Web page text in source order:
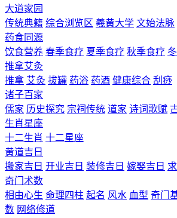
大道家园
传统典籍 综合浏览区 羲黄大学 文始法脉
药食同源
饮食营养 春季食疗 夏季食疗 秋季食疗
推拿艾灸
推拿 艾灸 拔罐 药浴 药酒 健康综合 刮痧
诸子百家
儒家 历史探究 宗祠传统 道家 诗词歌赋
生肖星座
十二生肖 十二星座
黄道吉日
搬家吉日 开业吉日 装修吉日 嫁娶吉日
奇门术数
相由心生 命理四柱 起名 风水 血型 奇门
数 网络修道